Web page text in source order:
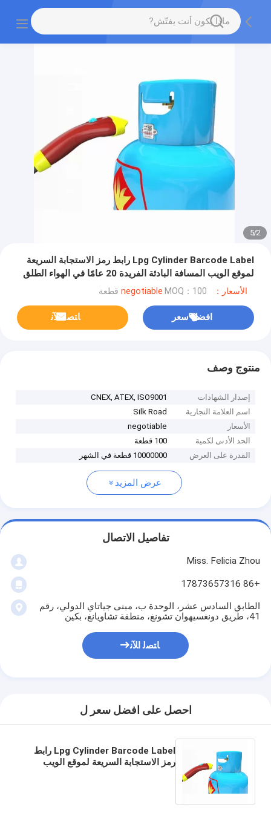
2
/
5
Lpg Cylinder Barcode Label رابط رمز الاستجابة السريعة
لموقع الويب المسافة البادئة الفريدة 20 عامًا في الهواء الطلق
الأسعار：negotiable MOQ：100 قطعة
افضل سعر ﺎﺘﺼﻟ ﺍﻶﻧ
منتوج وصف
إصدار الشهادات
CNEX, ATEX, ISO9001
اسم العلامة التجارية
Silk Road
الأسعار
negotiable
الحد الأدنى لكمية
100 قطعة
القدرة على العرض
10000000 قطعة في الشهر
عرض المزيد
تفاصيل الاتصال
Miss. Felicia Zhou
+86 17873657316
الطابق السادس عشر، الوحدة ب، مبنى جياتاي الدولي، رقم
41، طريق دونغسيهوان تشونغ، منطقة تشاويانغ، بكين
ﺎﺘﺼﻟ ﺍﻶﻧ
احصل على افضل سعر ل
Lpg Cylinder Barcode Label رابط
رمز الاستجابة السريعة لموقع الويب